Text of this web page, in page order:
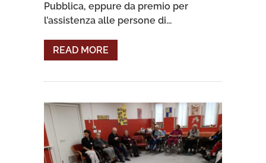
Pubblica, eppure da premio per
l’assistenza alle persone di...
READ MORE